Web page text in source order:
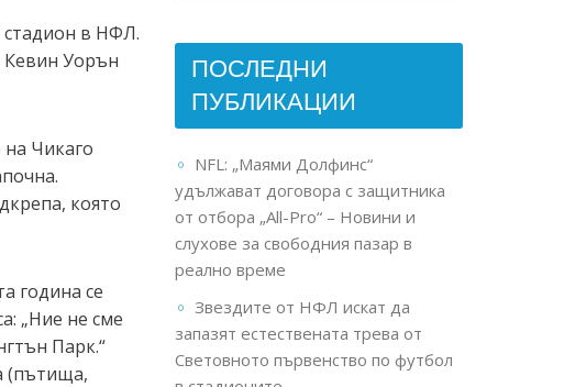
стадион в НФЛ.
Кевин Уорън
на Чикаго
която
година се
„Ние не сме
Парк.“
(пътища,
ПОСЛЕДНИ
ПУБЛИКАЦИИ
NFL: „Маями Долфинс“
удължават договора с защитника
от отбора „All-Pro“ – Новини и
слухове за свободния пазар в
реално време
Звездите от НФЛ искат да
запазят естествената трева от
Световното първенство по футбол